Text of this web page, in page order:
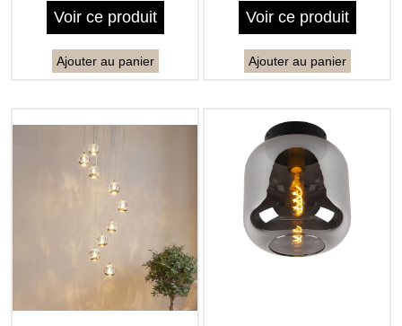
Voir ce produit
Ajouter au panier
Voir ce produit
Ajouter au panier